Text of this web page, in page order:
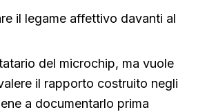
il legame affettivo davanti al
del microchip, ma vuole
il rapporto costruito negli
a documentarlo prima